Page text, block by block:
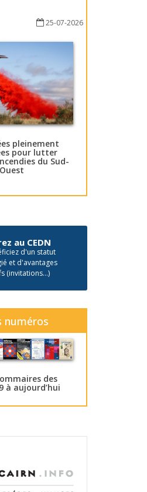
25-07-2026
pleinement
pour lutter
du Sud-
Ouest
au CEDN
d'un statut
et d'avantages
(invitations...)
numéros
des
à aujourd’hui